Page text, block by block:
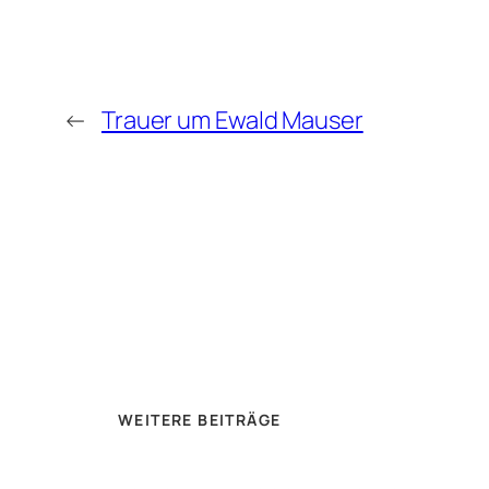
← Trauer um Ewald Mauser
WEITERE BEITRÄGE